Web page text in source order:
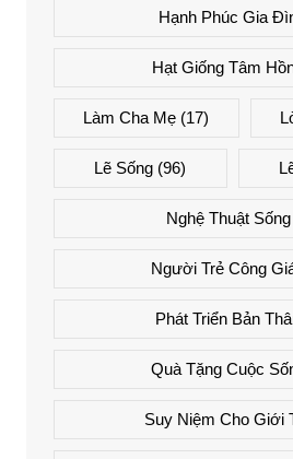
Hạnh Phúc Gia
Hạt Giống Tâm
Làm Cha Mẹ (17)
Lẽ Sống (96)
Nghệ Thuật Sống
Người Trẻ Công
Phát Triển Bản
Quà Tặng Cuộc
Suy Niệm Cho Giới